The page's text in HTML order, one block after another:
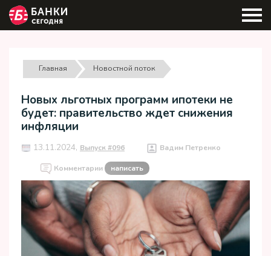
Главная Новостной поток
Новых льготных программ ипотеки не
будет: правительство ждет снижения
инфляции
13.11.2024, Выпуск #096 Вадим Петренко
Комментарии написать